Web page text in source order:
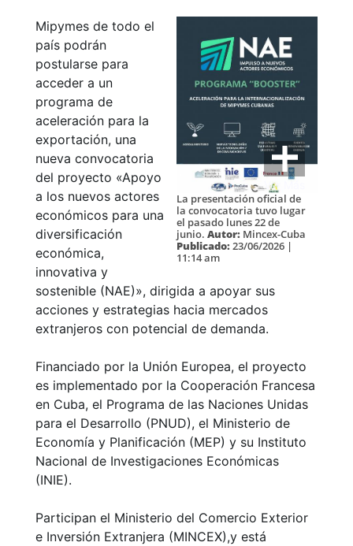
Ver Más
La presentación oficial de
la convocatoria tuvo lugar
el pasado lunes 22 de
junio. Autor: Mincex-Cuba
Publicado: 23/06/2026 |
11:14 am
Mipymes de todo el
país podrán
postularse para
acceder a un
programa de
aceleración para la
exportación, una
nueva convocatoria
del proyecto «Apoyo
a los nuevos actores
económicos para una
diversificación
económica,
innovativa y
sostenible (NAE)», dirigida a apoyar sus
acciones y estrategias hacia mercados
extranjeros con potencial de demanda.
Financiado por la Unión Europea, el proyecto
es implementado por la Cooperación Francesa
en Cuba, el Programa de las Naciones Unidas
para el Desarrollo (PNUD), el Ministerio de
Economía y Planificación (MEP) y su Instituto
Nacional de Investigaciones Económicas
(INIE).
Participan el Ministerio del Comercio Exterior
e Inversión Extranjera (MINCEX),y está